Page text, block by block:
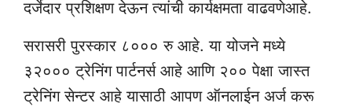
दर्जेदार प्रशिक्षण देऊन त्यांची कार्यक्षमता वाढवणेआहे.
सरासरी पुरस्कार ८००० रु आहे. या योजने मध्ये
३२००० ट्रेनिंग पार्टनर्स आहे आणि २०० पेक्षा जास्त
ट्रेनिंग सेन्टर आहे यासाठी आपण ऑनलाईन अर्ज करू